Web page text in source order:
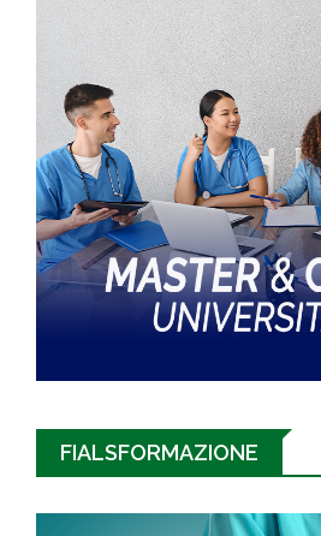
FIALSFORMAZIONE